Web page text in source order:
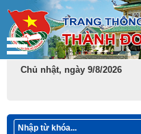
Chủ nhật, ngày 9/8/2026